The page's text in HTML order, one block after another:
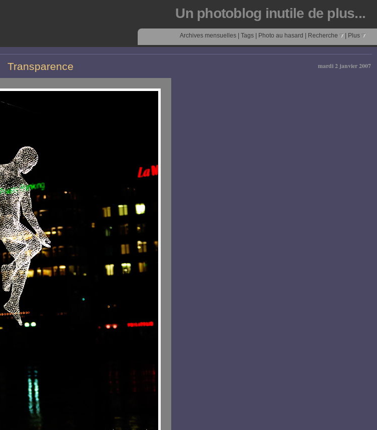
Un photoblog inutile de plus...
Archives mensuelles Tags Photo au hasard Recherche Plus
mardi 2 janvier 2007
Transparence